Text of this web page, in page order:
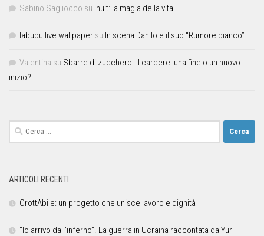
Sabino Sagliocco su Inuit: la magia della vita
labubu live wallpaper su In scena Danilo e il suo “Rumore bianco”
Valentina su Sbarre di zucchero. Il carcere: una fine o un nuovo
inizio?
ARTICOLI RECENTI
CrottAbile: un progetto che unisce lavoro e dignità
“Io arrivo dall’inferno”. La guerra in Ucraina raccontata da Yuri